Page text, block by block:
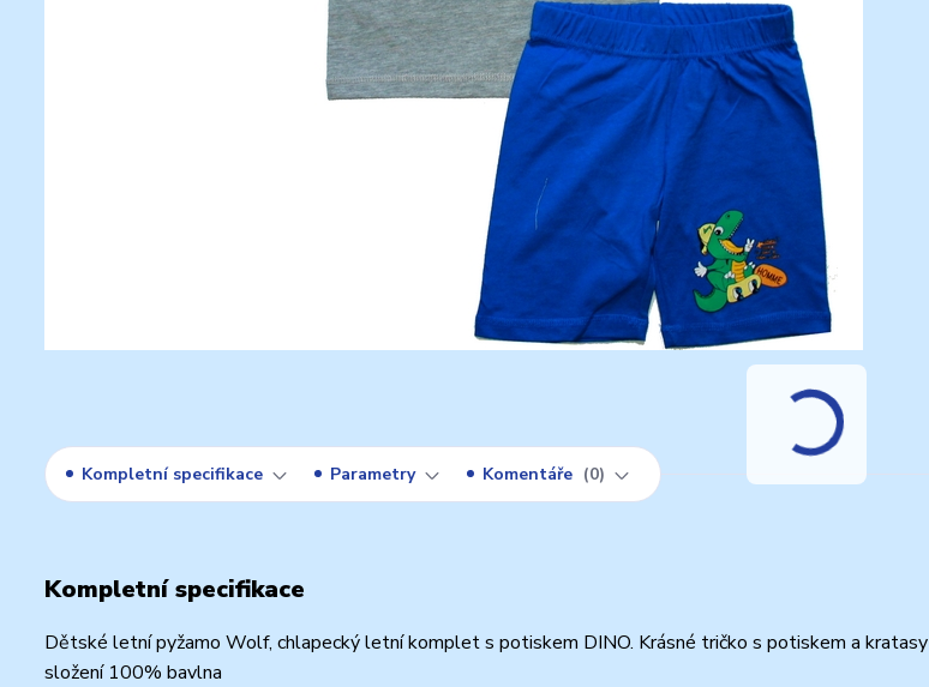
Kompletní specifikace Parametry Komentáře 0
Kompletní specifikace
Dětské letní pyžamo Wolf, chlapecký letní komplet s potiskem DINO. Krásné tričko s potiskem a kratasy
složení 100% bavlna